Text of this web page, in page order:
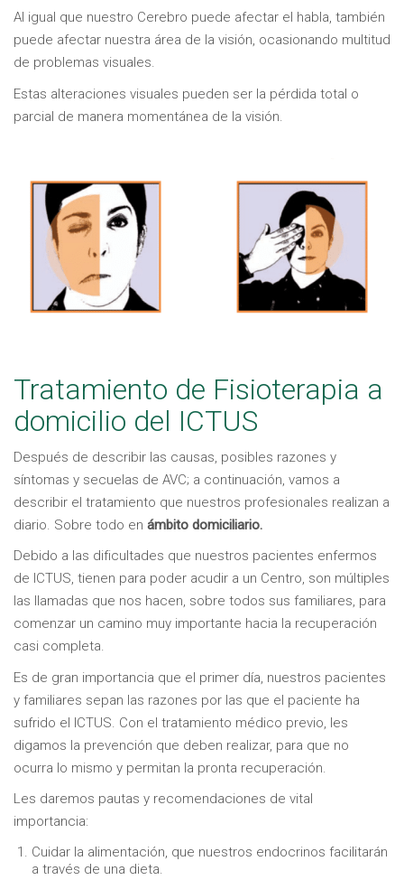
Al igual que nuestro Cerebro puede afectar el habla, también
puede afectar nuestra área de la visión, ocasionando multitud
de problemas visuales.
Estas alteraciones visuales pueden ser la pérdida total o
parcial de manera momentánea de la visión.
Tratamiento de Fisioterapia a
domicilio del ICTUS
Después de describir las causas, posibles razones y
síntomas y secuelas de AVC; a continuación, vamos a
describir el tratamiento que nuestros profesionales realizan a
diario. Sobre todo en ámbito domiciliario.
Debido a las dificultades que nuestros pacientes enfermos
de ICTUS, tienen para poder acudir a un Centro, son múltiples
las llamadas que nos hacen, sobre todos sus familiares, para
comenzar un camino muy importante hacia la recuperación
casi completa.
Es de gran importancia que el primer día, nuestros pacientes
y familiares sepan las razones por las que el paciente ha
sufrido el ICTUS. Con el tratamiento médico previo, les
digamos la prevención que deben realizar, para que no
ocurra lo mismo y permitan la pronta recuperación.
Les daremos pautas y recomendaciones de vital
importancia:
Cuidar la alimentación, que nuestros endocrinos facilitarán
a través de una dieta.